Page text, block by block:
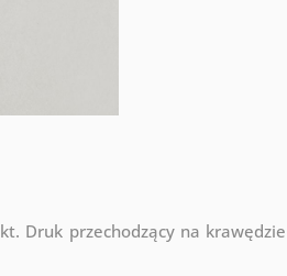
Druk przechodzący na krawędzie